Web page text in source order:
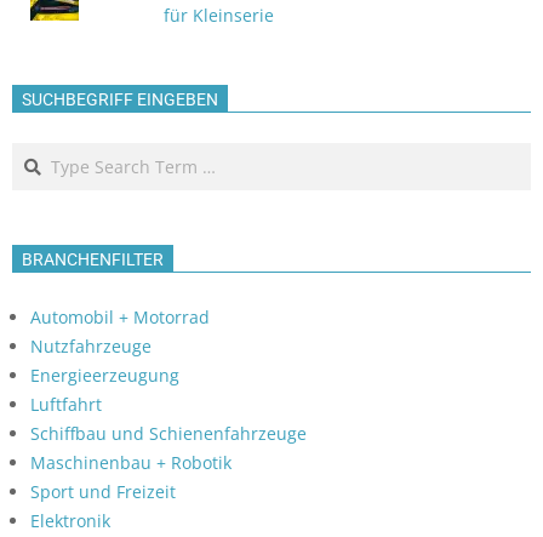
für Kleinserie
SUCHBEGRIFF EINGEBEN
Search
BRANCHENFILTER
Automobil + Motorrad
Nutzfahrzeuge
Energieerzeugung
Luftfahrt
Schiffbau und Schienenfahrzeuge
Maschinenbau + Robotik
Sport und Freizeit
Elektronik